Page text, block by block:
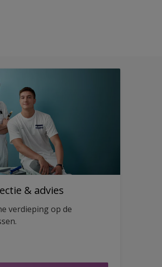
& advies
verdieping op de